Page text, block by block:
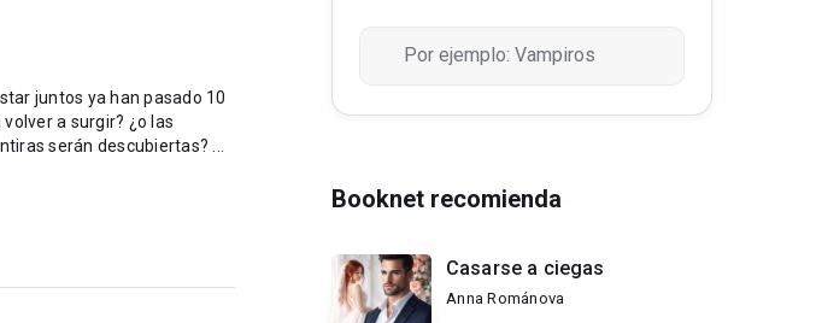
juntos ya han pasado 10
a surgir? ¿o las
serán descubiertas? ...
Booknet recomienda
Casarse a ciegas
Anna Románova